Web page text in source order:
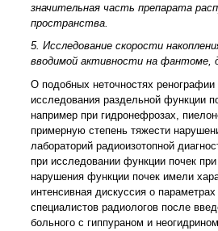
значительная часть препарата
пространства.
5. Исследование скорости
вводимой активности на фантоме,
О подобных неточностях ренографии
исследования раздельной функции
например при гидронефрозах,
примерную степень тяжести
лабораторий радиоизотопной
при исследовании функции почек
нарушения функции почек имели
интенсивная дискуссия о
специалистов радиологов после
больного с гиппураном и